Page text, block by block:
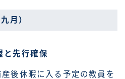
月）
と先行確保
後休暇に入る予定の教員を